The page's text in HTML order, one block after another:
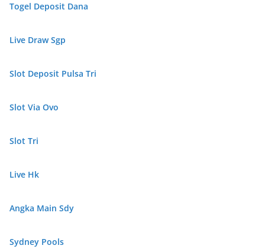
Togel Deposit Dana
Live Draw Sgp
Slot Deposit Pulsa Tri
Slot Via Ovo
Slot Tri
Live Hk
Angka Main Sdy
Sydney Pools